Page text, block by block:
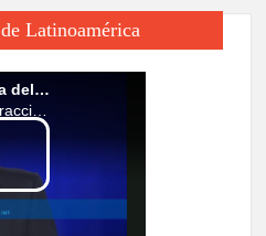
Latinoamérica